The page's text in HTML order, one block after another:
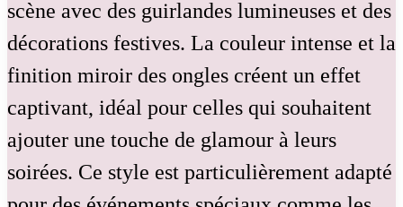
scène avec des guirlandes lumineuses et des
décorations festives. La couleur intense et la
finition miroir des ongles créent un effet
captivant, idéal pour celles qui souhaitent
ajouter une touche de glamour à leurs
soirées. Ce style est particulièrement adapté